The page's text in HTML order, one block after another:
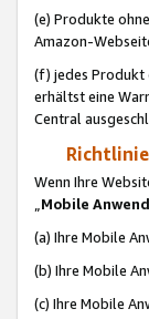
(e) Produkte
Amazon-
(f) jedes Produkt
erhältst eine
Central
Wenn Ihre
„Mobile
(a) Ihre Mobile
(b) Ihre Mobile
(c) Ihre Mobile